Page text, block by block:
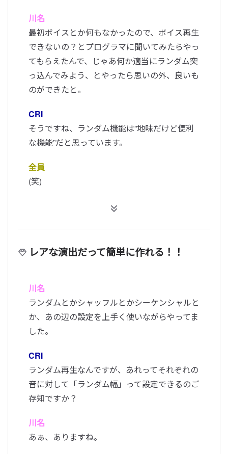
川名
最初ボイスとか何もなかったので、ボイス再生
できないの？とプログラマに聞いてみたらやっ
てもらえたんで、じゃあ何か適当にランダム突
っ込んでみよう、とやったら思いの外、良いも
のができたと。
CRI
そうですね、ランダム機能は”地味だけど便利
な機能”だと思っています。
全員
(笑)
レアな演出だって簡単に作れる！！
川名
ランダムとかシャッフルとかシーケンシャルと
か、あの辺の設定を上手く使いながらやってま
した。
CRI
ランダム再生なんですが、あれってそれぞれの
音に対して「ランダム幅」って設定できるのご
存知ですか？
川名
あぁ、ありますね。